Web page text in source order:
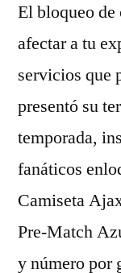
El bloqueo de
afectar a tu
servicios que
presentó su
temporada,
fanáticos
Camiseta
Pre-Match
y número por